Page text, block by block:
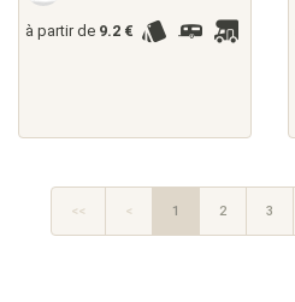
à partir de 9.2 €
<< < 1 2 3